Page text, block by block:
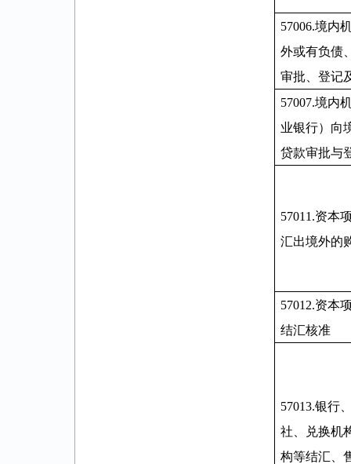
57006.境内
外或有负债
审批、登记
57007.境内
业银行）向
贷款审批与
57011 .资本
汇出境外的
57012.资本
结汇核准
57013.银行
社、兑换机
构等结汇、